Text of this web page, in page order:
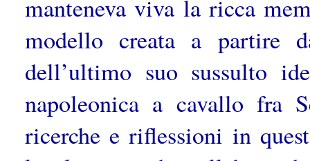
manteneva viva la ricca
modello creata a partire
dell’ultimo suo sussulto
napoleonica a cavallo fra
ricerche e riflessioni in